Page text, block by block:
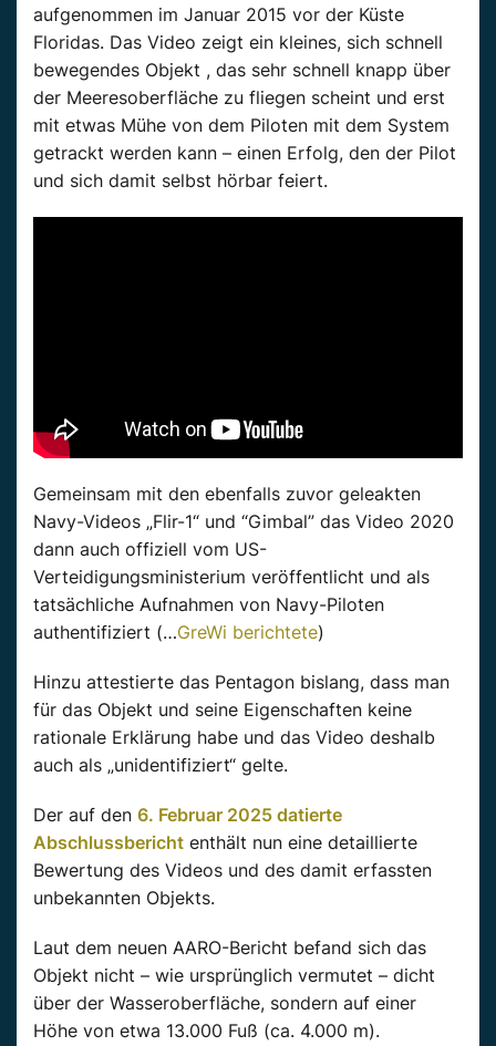
aufgenommen im Januar 2015 vor der Küste
Floridas. Das Video zeigt ein kleines, sich schnell
bewegendes Objekt , das sehr schnell knapp über
der Meeresoberfläche zu fliegen scheint und erst
mit etwas Mühe von dem Piloten mit dem System
getrackt werden kann – einen Erfolg, den der Pilot
und sich damit selbst hörbar feiert.
Gemeinsam mit den ebenfalls zuvor geleakten
Navy-Videos „Flir-1“ und “Gimbal” das Video 2020
dann auch offiziell vom US-
Verteidigungsministerium veröffentlicht und als
tatsächliche Aufnahmen von Navy-Piloten
authentifiziert (…GreWi berichtete)
Hinzu attestierte das Pentagon bislang, dass man
für das Objekt und seine Eigenschaften keine
rationale Erklärung habe und das Video deshalb
auch als „unidentifiziert“ gelte.
Der auf den 6. Februar 2025 datierte
Abschlussbericht enthält nun eine detaillierte
Bewertung des Videos und des damit erfassten
unbekannten Objekts.
Laut dem neuen AARO-Bericht befand sich das
Objekt nicht – wie ursprünglich vermutet – dicht
über der Wasseroberfläche, sondern auf einer
Höhe von etwa 13.000 Fuß (ca. 4.000 m).